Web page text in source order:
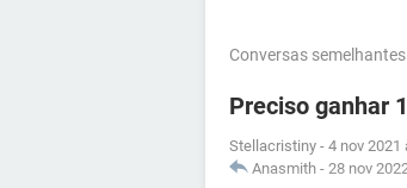
Conversas semelhantes
Preciso ganhar
Stellacristiny - 4 nov 2021
Anasmith - 28 nov